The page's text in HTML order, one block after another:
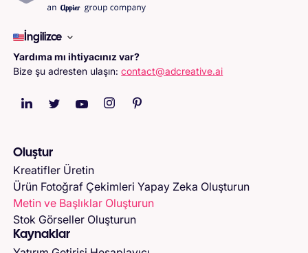
İngilizce
Yardıma mı ihtiyacınız var?
Bize şu adresten ulaşın:contact@adcreative.ai
Oluştur
Kreatifler Üretin
Ürün Fotoğraf Çekimleri Yapay Zeka Oluşturun
Metin ve Başlıklar Oluşturun
Stok Görseller Oluşturun
Kaynaklar